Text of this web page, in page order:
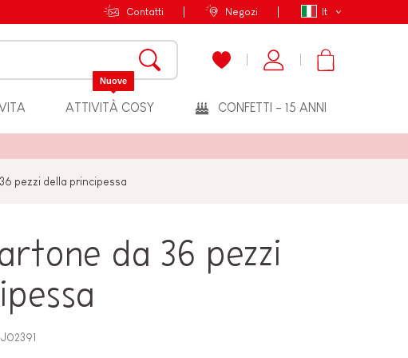
It
Contatti Negozi
ATTIVITÀ COSY
Nuove
CONFETTI - 15 ANNI
pezzi della principessa
da 36 pezzi
J02391